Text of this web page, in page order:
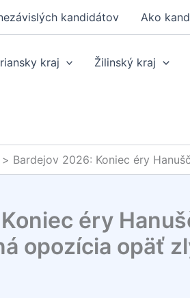
kandidátov Ako
kraj Žilinský kraj
Bardejov 2026: Koniec éry
éry
opozícia opäť